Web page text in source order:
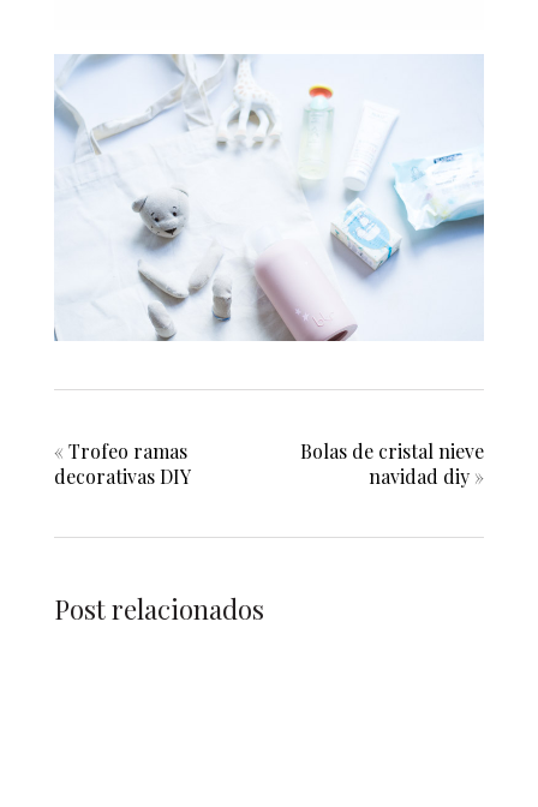
« Trofeo ramas
decorativas DIY
Bolas de cristal nieve
navidad diy »
Post relacionados